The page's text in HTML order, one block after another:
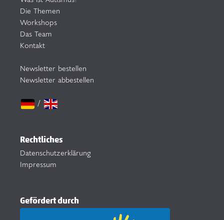
Die Themen
Workshops
Das Team
Kontakt
Newsletter bestellen
Newsletter abbestellen
/
Rechtliches
Datenschutzerklärung
Impressum
Gefördert durch